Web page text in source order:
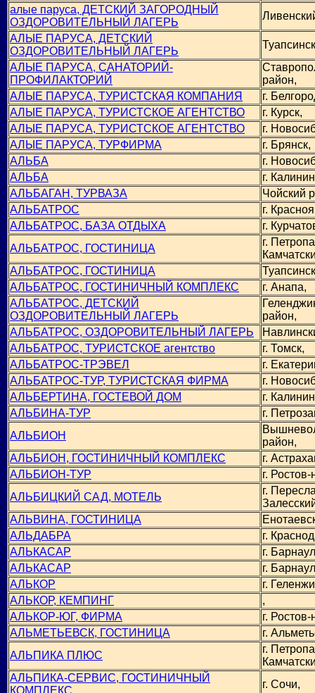
алые паруса, ДЕТСКИЙ ЗАГОРОДНЫЙ
ОЗДОРОВИТЕЛЬНЫЙ ЛАГЕРЬ
АЛЫЕ ПАРУСА, ДЕТСКИЙ
ОЗДОРОВИТЕЛЬНЫЙ ЛАГЕРЬ
АЛЫЕ ПАРУСА, САНАТОРИЙ-
ПРОФИЛАКТОРИЙ
район,
АЛЫЕ ПАРУСА, ТУРИСТСКАЯ КОМПАНИЯ
г.
АЛЫЕ ПАРУСА, ТУРИСТСКОЕ АГЕНТСТВО
г. Курск,
АЛЫЕ ПАРУСА, ТУРИСТСКОЕ АГЕНТСТВО
г.
АЛЫЕ ПАРУСА, ТУРФИРМА
г. Брянск,
АЛЬБА
г.
АЛЬБА
г.
АЛЬБАГАН, ТУРВАЗА
Чойский
АЛЬБАТРОС
г.
АЛЬБАТРОС, БАЗА ОТДЫХА
г.
АЛЬБАТРОС, ГОСТИНИЦА
г.
АЛЬБАТРОС, ГОСТИНИЦА
АЛЬБАТРОС, ГОСТИНИЧНЫЙ КОМПЛЕКС
г. Анапа,
АЛЬБАТРОС, ДЕТСКИЙ
ОЗДОРОВИТЕЛЬНЫЙ ЛАГЕРЬ
район,
АЛЬБАТРОС, ОЗДОРОВИТЕЛЬНЫЙ ЛАГЕРЬ
АЛЬБАТРОС, ТУРИСТСКОЕ агентство
г. Томск,
АЛЬБАТРОС-ТРЭВЕЛ
г.
АЛЬБАТРОС-ТУР, ТУРИСТСКАЯ ФИРМА
г.
АЛЬБЕРТИНА, ГОСТЕВОЙ ДОМ
г.
АЛЬБИНА-ТУР
г.
АЛЬБИОН
район,
АЛЬБИОН, ГОСТИНИЧНЫЙ КОМПЛЕКС
г.
АЛЬБИОН-ТУР
г.
АЛЬБИЦКИЙ САД, МОТЕЛЬ
г.
АЛЬВИНА, ГОСТИНИЦА
АЛЬДАБРА
г.
АЛЬКАСАР
г.
АЛЬКАСАР
г.
АЛЬКОР
г.
АЛЬКОР, КЕМПИНГ
,
АЛЬКОР-ЮГ, ФИРМА
г.
АЛЬМЕТЬЕВСК, ГОСТИНИЦА
г.
АЛЬПИКА ПЛЮС
г.
АЛЬПИКА-СЕРВИС, ГОСТИНИЧНЫЙ
КОМПЛЕКС
г. Сочи,